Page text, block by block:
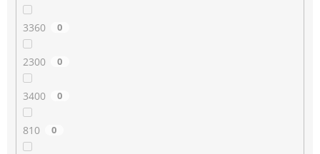
3360 0
2300 0
3400 0
810 0